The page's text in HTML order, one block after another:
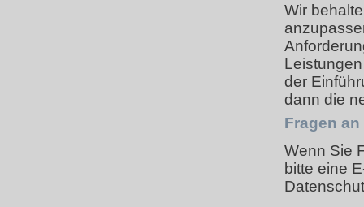
Wir
der
dann die
Fragen
Wenn Sie
bitte eine